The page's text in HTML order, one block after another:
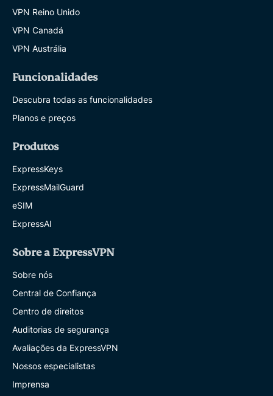
VPN Reino Unido
VPN Canadá
VPN Austrália
Funcionalidades
Descubra todas as funcionalidades
Planos e preços
Produtos
ExpressKeys
ExpressMailGuard
eSIM
ExpressAI
Sobre a ExpressVPN
Sobre nós
Central de Confiança
Centro de direitos
Auditorias de segurança
Avaliações da ExpressVPN
Nossos especialistas
Imprensa